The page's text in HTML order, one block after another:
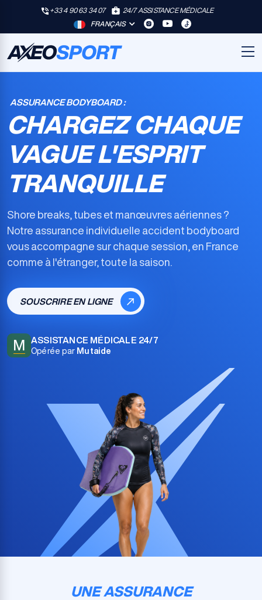
+33 4 90 63 34 07
24/7 ASSISTANCE MÉDICALE
FRANÇAIS
ASSURANCE BODYBOARD :
CHARGEZ CHAQUE
VAGUE L'ESPRIT
TRANQUILLE
Shore breaks, tubes et manœuvres aériennes ?
Notre assurance individuelle accident bodyboard
vous accompagne sur chaque session, en France
comme à l'étranger, toute la saison.
SOUSCRIRE EN LIGNE
M ASSISTANCE MÉDICALE 24/7
Opérée par Mutaide
UNE ASSURANCE